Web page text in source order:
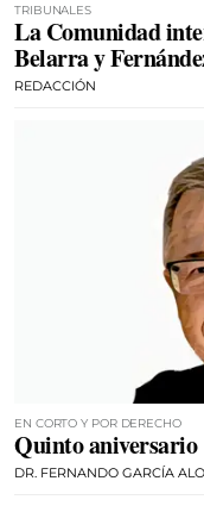
TRIBUNALES
La Comunidad
Belarra y
REDACCIÓN
EN CORTO Y POR DERECHO
Quinto aniversario
DR. FERNANDO GARCÍA